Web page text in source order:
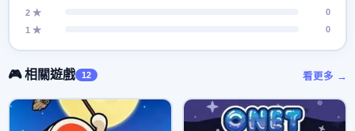
2 ★
0
1 ★
0
🎮 相關遊戲 12 看更多 →